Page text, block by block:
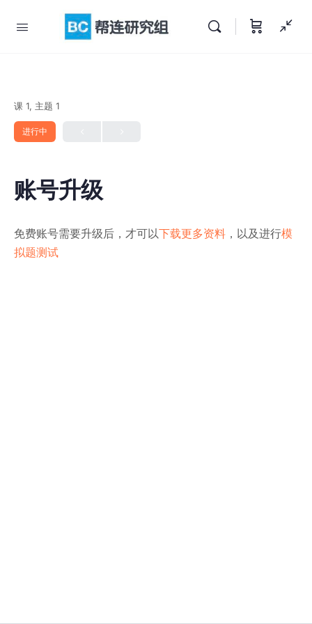
课 1, 主题 1
进行中
账号升级
免费账号需要升级后，才可以下载更多资料 ，以及进行模
拟题测试